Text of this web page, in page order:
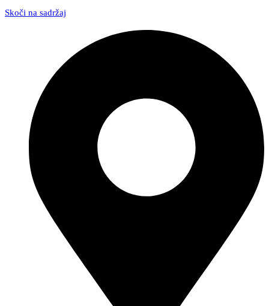
Skoči na sadržaj